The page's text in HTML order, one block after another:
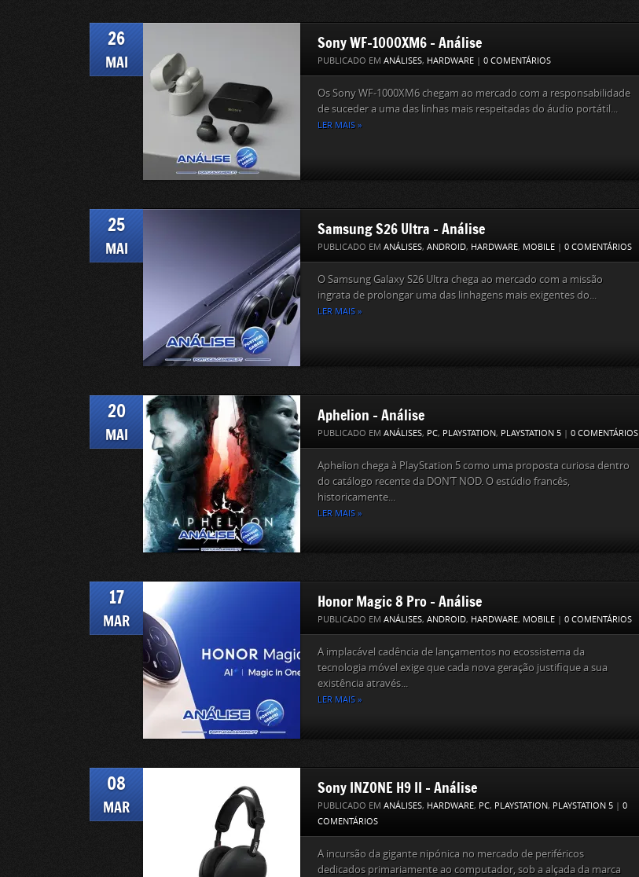
26
MAI
Sony WF-1000XM6 – Análise
PUBLICADO EM ANÁLISES, HARDWARE | 0 COMENTÁRIOS
Os Sony WF-1000XM6 chegam ao mercado com a responsabilidade
de suceder a uma das linhas mais respeitadas do áudio portátil...
LER MAIS »
25
MAI
Samsung S26 Ultra – Análise
PUBLICADO EM ANÁLISES, ANDROID, HARDWARE, MOBILE | 0 COMENTÁRIOS
O Samsung Galaxy S26 Ultra chega ao mercado com a missão
ingrata de prolongar uma das linhagens mais exigentes do...
LER MAIS »
20
MAI
Aphelion – Análise
PUBLICADO EM ANÁLISES, PC, PLAYSTATION, PLAYSTATION 5 | 0 COMENTÁRIOS
Aphelion chega à PlayStation 5 como uma proposta curiosa dentro
do catálogo recente da DON’T NOD. O estúdio francês,
historicamente...
LER MAIS »
17
MAR
Honor Magic 8 Pro – Análise
PUBLICADO EM ANÁLISES, ANDROID, HARDWARE, MOBILE | 0 COMENTÁRIOS
A implacável cadência de lançamentos no ecossistema da
tecnologia móvel exige que cada nova geração justifique a sua
existência através...
LER MAIS »
08
MAR
Sony INZONE H9 II – Análise
PUBLICADO EM ANÁLISES, HARDWARE, PC, PLAYSTATION, PLAYSTATION 5 | 0
COMENTÁRIOS
A incursão da gigante nipónica no mercado de periféricos
dedicados primariamente ao computador, sob a alçada da marca